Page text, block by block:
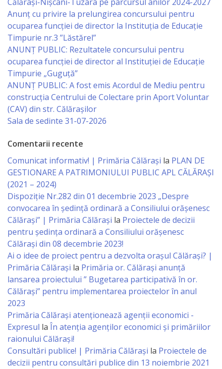
Specialist
în
Construcţii,
Gospodărie
Comunală
şi
Drumuri
Specialist
în
Problemele
Antreprenoriat,
Business
şi
Comerţ
Specialist
Problemele
Tineretului
şi
Anunț cu privire la prelungirea concursului pentru
ocuparea funcţiei de director la Instituția de Educație
Timpurie nr.3 ”Lăstărel”
ANUNȚ PUBLIC: Rezultatele concursului pentru
ocuparea funcției de director al Instituției de Educație
Timpurie „Guguță”
ANUNȚ PUBLIC: A fost emis Acordul de Mediu pentru
construcția Centrului de Colectare prin Aport Voluntar
(CAV) din str. Călărașilor
Sala de sedinte 31-07-2026
Comentarii recente
Comunicat informativ! | Primăria Călărași la PLAN DE
GESTIONARE A PATRIMONIULUI PUBLIC APL CĂLĂRAȘI
(2021 – 2024)
Dispoziție Nr.282 din 01 decembrie 2023 „Despre
convocarea în ședință ordinară a Consiliului orășenesc
Călărași” | Primăria Călărași la Proiectele de decizii
pentru ședința ordinară a Consiliului orășenesc
Călărași din 08 decembrie 2023!
Ai o idee de proiect pentru a dezvolta orașul Călărași? |
Primăria Călărași la Primăria or. Călărași anunță
lansarea proiectului ” Bugetarea participativă în or.
Călărași” pentru implementarea proiectelor în anul
2023
Primăria Călăraşi atenţionează agenţii economici -
Expresul la În atenția agenților economici și primăriilor
raionului Călărași!
Consultări publice! | Primăria Călărași la Proiectele de
decizii pentru consultări publice din 13 noiembrie 2021